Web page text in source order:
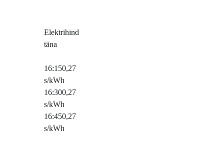
Elektrihind
täna
16:150,27
s/kWh
16:300,27
s/kWh
16:450,27
s/kWh